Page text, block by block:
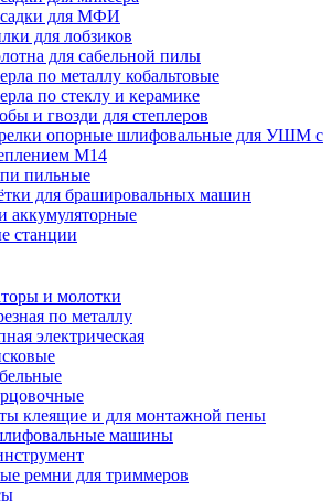
для МФИ
для лобзиков
для сабельной пилы
по металлу кобальтовые
по стеклу и керамике
и гвозди для степлеров
опорные шлифовальные для УШМ с
М14
пильные
для брашировальных машин
аккумуляторные
станции
и молотки
по металлу
электрическая
клеящие и для монтажной пены
машины
ремни для триммеров